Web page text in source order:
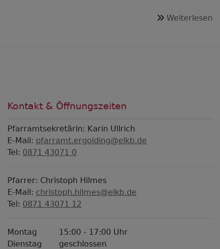
Weiterlesen
Kontakt & Öffnungszeiten
Pfarramtsekretärin: Karin Ullrich
E-Mail: pfarramt.ergolding@elkb.de
Tel: 0871 43071 0
Pfarrer: Christoph Hilmes
E-Mail: christoph.hilmes@elkb.de
Tel: 0871 43071 12
Montag 15:00 - 17:00 Uhr
Dienstag geschlossen